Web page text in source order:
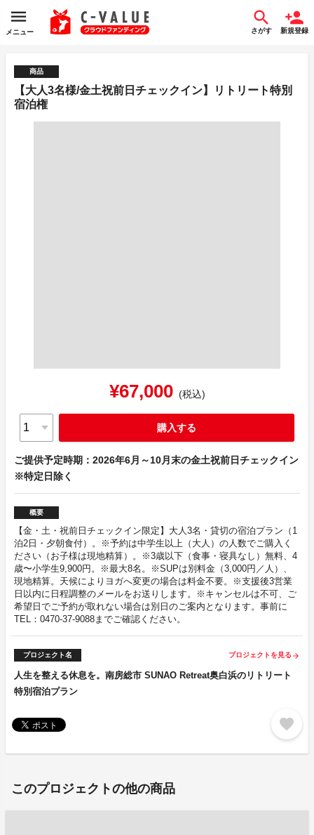
メニュー さがす 新規登録
商品
【大人3名様/金土祝前日チェックイン】リトリート特別
宿泊権
¥67,000 (税込)
購入する
ご提供予定時期：2026年6月～10月末の金土祝前日チェックイン
※特定日除く
概要
【金・土・祝前日チェックイン限定】大人3名・貸切の宿泊プラン（1
泊2日・夕朝食付）。※予約は中学生以上（大人）の人数でご購入く
ださい（お子様は現地精算）。※3歳以下（食事・寝具なし）無料、4
歳〜小学生9,900円。※最大8名。※SUPは別料金（3,000円／人）、
現地精算。天候によりヨガへ変更の場合は料金不要。※支援後3営業
日以内に日程調整のメールをお送りします。※キャンセルは不可、ご
希望日でご予約が取れない場合は別日のご案内となります。事前に
TEL：0470-37-9088までご確認ください。
プロジェクト名 プロジェクトを見る arrow_forward
人生を整える休息を。南房総市 SUNAO Retreat奥白浜のリトリート
特別宿泊プラン
favorite
このプロジェクトの他の商品